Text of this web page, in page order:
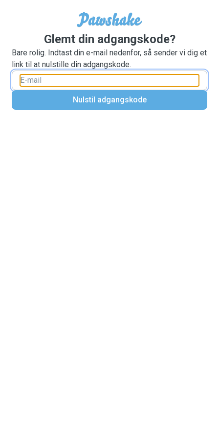
Glemt din adgangskode?
Bare rolig. Indtast din e-mail nedenfor, så sender vi dig et
link til at nulstille din adgangskode.
Nulstil adgangskode